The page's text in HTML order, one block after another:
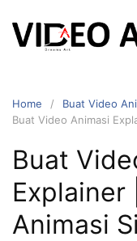
Home
Buat Video
Buat Video Animasi
Buat
Explainer
Animasi